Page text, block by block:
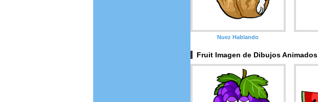
Nuez Hablando
Fruit Imagen de Dibujos Animados